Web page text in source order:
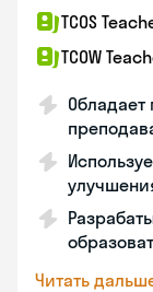
TCOS
TCOW
Читать